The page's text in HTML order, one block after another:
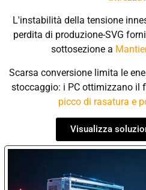
L'instabilità della tensione
perdita di produzione-SVG
sottosezione a
Scarsa conversione limita le
stoccaggio: i PC ottimizzano il
picco di rasatura e
Visualizza